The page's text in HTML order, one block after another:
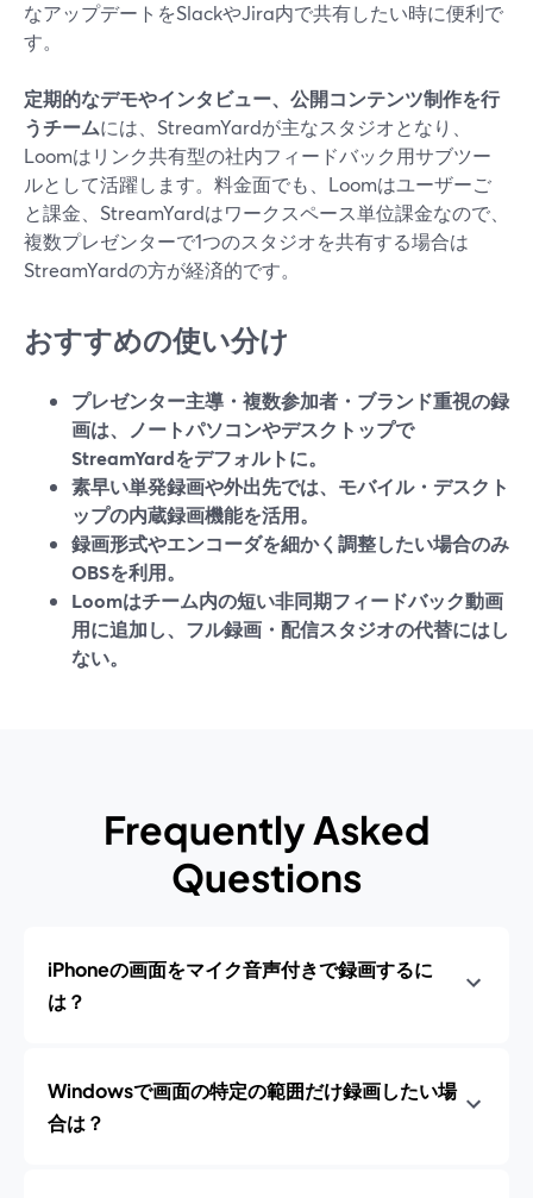
なアップデートをSlackやJira内で共有したい時に便利で
す。
定期的なデモやインタビュー、公開コンテンツ制作を行
うチームには、StreamYardが主なスタジオとなり、
Loomはリンク共有型の社内フィードバック用サブツー
ルとして活躍します。料金面でも、Loomはユーザーご
と課金、StreamYardはワークスペース単位課金なので、
複数プレゼンターで1つのスタジオを共有する場合は
StreamYardの方が経済的です。
おすすめの使い分け
プレゼンター主導・複数参加者・ブランド重視の録
画は、ノートパソコンやデスクトップで
StreamYardをデフォルトに。
素早い単発録画や外出先では、モバイル・デスクト
ップの内蔵録画機能を活用。
録画形式やエンコーダを細かく調整したい場合のみ
OBSを利用。
Loomはチーム内の短い非同期フィードバック動画
用に追加し、フル録画・配信スタジオの代替にはし
ない。
Frequently Asked
Questions
iPhoneの画面をマイク音声付きで録画するに
は？
Windowsで画面の特定の範囲だけ録画したい場
合は？